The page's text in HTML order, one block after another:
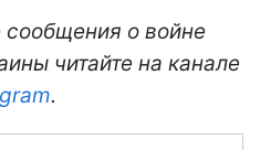
о войне
читайте на канале
.